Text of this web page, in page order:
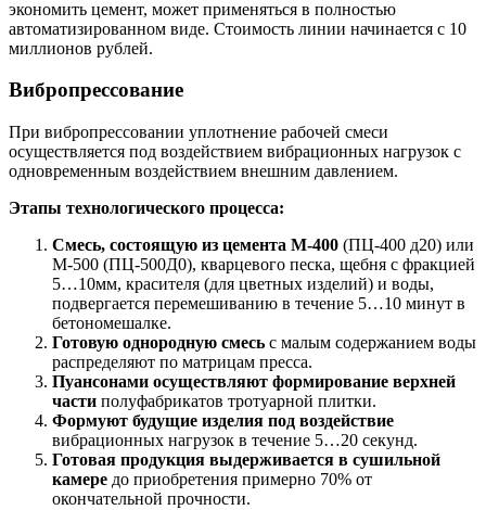
экономить цемент, может применяться в полностью
автоматизированном виде. Стоимость линии начинается с 10
миллионов рублей.
Вибропрессование
При вибропрессовании уплотнение рабочей смеси
осуществляется под воздействием вибрационных нагрузок с
одновременным воздействием внешним давлением.
Этапы технологического процесса:
Смесь, состоящую из цемента М-400 (ПЦ-400 д20) или
М-500 (ПЦ-500Д0), кварцевого песка, щебня с фракцией
5…10мм, красителя (для цветных изделий) и воды,
подвергается перемешиванию в течение 5…10 минут в
бетономешалке.
Готовую однородную смесь с малым содержанием воды
распределяют по матрицам пресса.
Пуансонами осуществляют формирование верхней
части полуфабрикатов тротуарной плитки.
Формуют будущие изделия под воздействие
вибрационных нагрузок в течение 5…20 секунд.
Готовая продукция выдерживается в сушильной
камере до приобретения примерно 70% от
окончательной прочности.